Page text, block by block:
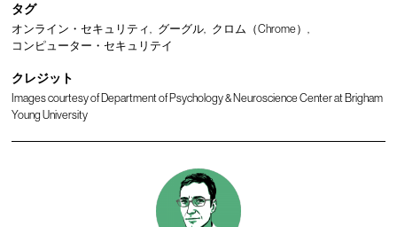
タグ
オンライン・セキュリティ グーグル
クロム（Chrome）
コンピューター・セキュリテイ
クレジット
Images courtesy of Department of Psychology & Neuroscience Center at Brigham
Young University